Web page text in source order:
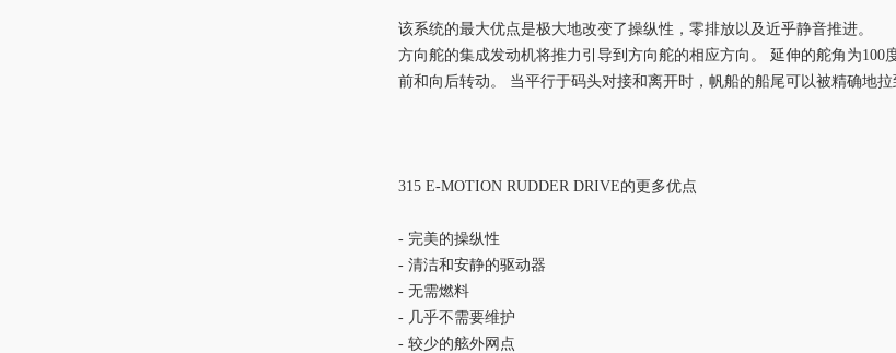
该系统的最大优点是极大地改变了操纵性，零排放以及近乎静音推进。
方向舵的集成发动机将推力引导到方向舵的相应方向。
延伸的舵角为100
前和向后转动。 当平行于码头对接和离开时，帆船的船尾可以被精确地
315 E-MOTION RUDDER DRIVE的更多优点
- 完美的操纵性
- 清洁和安静的驱动器
- 无需燃料
- 几乎不需要维护
- 较少的舷外网点